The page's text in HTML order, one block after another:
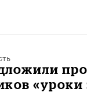
«уроки